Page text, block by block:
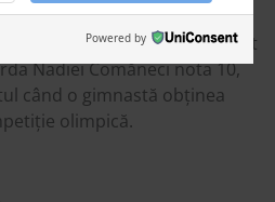
detaliate, jurații au luat
Nadiei Comăneci nota 10,
când o gimnastă obținea
olimpică.
Powered by